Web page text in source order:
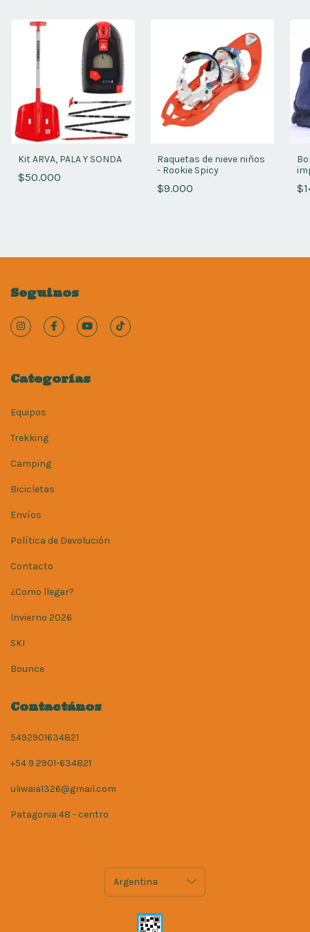
Kit ARVA, PALA Y SONDA
$50.000
Raquetas de nieve niños
- Rookie Spicy
$9.000
Seguinos
Categorías
Equipos
Trekking
Camping
Bicicletas
Envíos
Política de Devolución
Contacto
¿Como llegar?
Invierno 2026
SKI
Bounce
Contactános
5492901634821
+54 9 2901-634821
uliwaia1326@gmail.com
Patagonia 48 - centro